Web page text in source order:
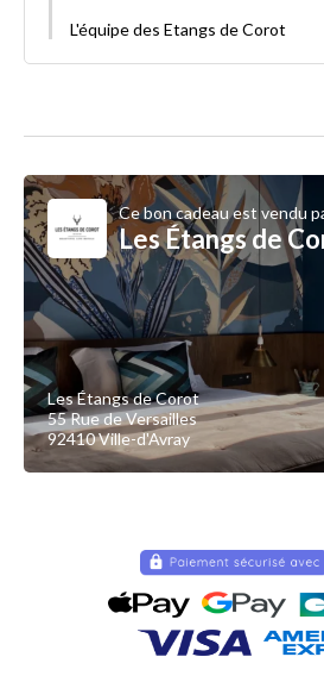
L'équipe des Etangs de Corot
Ce bon cadeau est vendu
Les Étangs de
Les Étangs de Corot
55 Rue de Versailles
92410 Ville-d'Avray